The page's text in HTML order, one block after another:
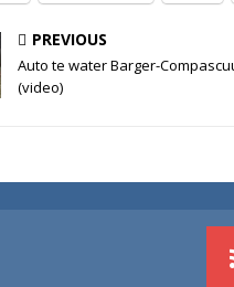
PREVIOUS
Auto te water Barger-
(video)